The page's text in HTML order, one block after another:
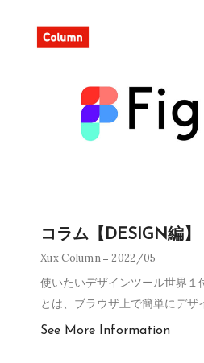
コラム【DESIGN編】
Xux Column 2022/05
使いたいデザインツール世界１
とは、ブラウザ上で簡単にデザ
See More Information